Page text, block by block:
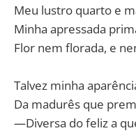
Meu lustro quarto e
Minha apressada
Flor nem florada, e
Talvez minha
Da madurês que
—Diversa do feliz a